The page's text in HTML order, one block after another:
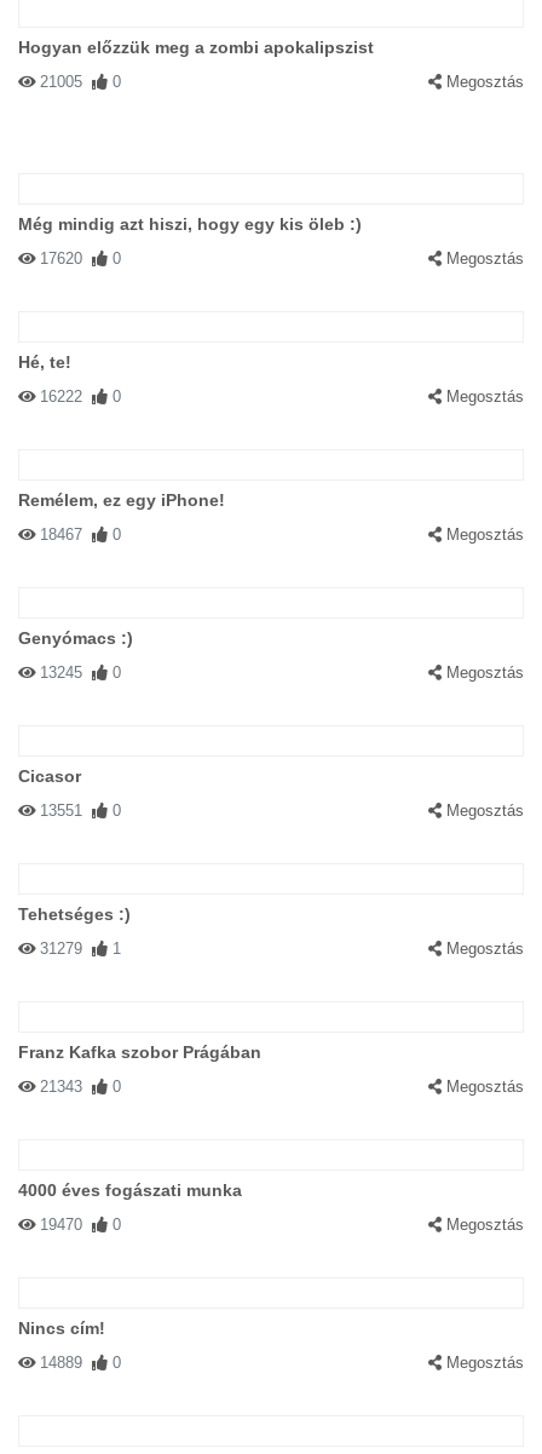
Hogyan előzzük meg a zombi apokalipszist
21005 0 Megosztás
Még mindig azt hiszi, hogy egy kis öleb :)
17620 0 Megosztás
Hé, te!
16222 0 Megosztás
Remélem, ez egy iPhone!
18467 0 Megosztás
Genyómacs :)
13245 0 Megosztás
Cicasor
13551 0 Megosztás
Tehetséges :)
31279 1 Megosztás
Franz Kafka szobor Prágában
21343 0 Megosztás
4000 éves fogászati munka
19470 0 Megosztás
Nincs cím!
14889 0 Megosztás